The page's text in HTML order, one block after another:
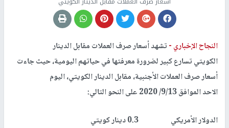
النجاح الإخباري -تشهد أسعار صرف العملات مقابل الدينار
الكويتي تسارع كبير لضرورة معرفتها في حياتهم اليومية، حيث جاءت
أسعار صرف العملات الأجنبية، مقابل الدينار الكويتي، اليوم
الاحد الموافق 9/13/ 2020 على النحو التالي:
الدولار الأمريكي 0.3 دينار كويتي